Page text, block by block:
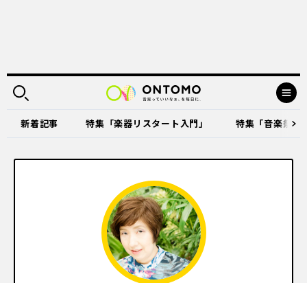
新着記事 特集「楽器リスタート入門」 特集「音楽祭